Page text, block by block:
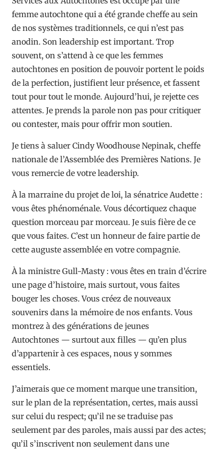
femme autochtone qui a été grande cheffe au sein
de nos systèmes traditionnels, ce qui n’est pas
anodin. Son leadership est important. Trop
souvent, on s’attend à ce que les femmes
autochtones en position de pouvoir portent le poids
de la perfection, justifient leur présence, et fassent
tout pour tout le monde. Aujourd’hui, je rejette ces
attentes. Je prends la parole non pas pour critiquer
ou contester, mais pour offrir mon soutien.
Je tiens à saluer Cindy Woodhouse Nepinak, cheffe
nationale de l’Assemblée des Premières Nations. Je
vous remercie de votre leadership.
À la marraine du projet de loi, la sénatrice Audette :
vous êtes phénoménale. Vous décortiquez chaque
question morceau par morceau. Je suis fière de ce
que vous faites. C’est un honneur de faire partie de
cette auguste assemblée en votre compagnie.
À la ministre Gull-Masty : vous êtes en train d’écrire
une page d’histoire, mais surtout, vous faites
bouger les choses. Vous créez de nouveaux
souvenirs dans la mémoire de nos enfants. Vous
montrez à des générations de jeunes
Autochtones — surtout aux filles — qu’en plus
d’appartenir à ces espaces, nous y sommes
essentiels.
J’aimerais que ce moment marque une transition,
sur le plan de la représentation, certes, mais aussi
sur celui du respect; qu’il ne se traduise pas
seulement par des paroles, mais aussi par des actes;
qu’il s’inscrivent non seulement dans une